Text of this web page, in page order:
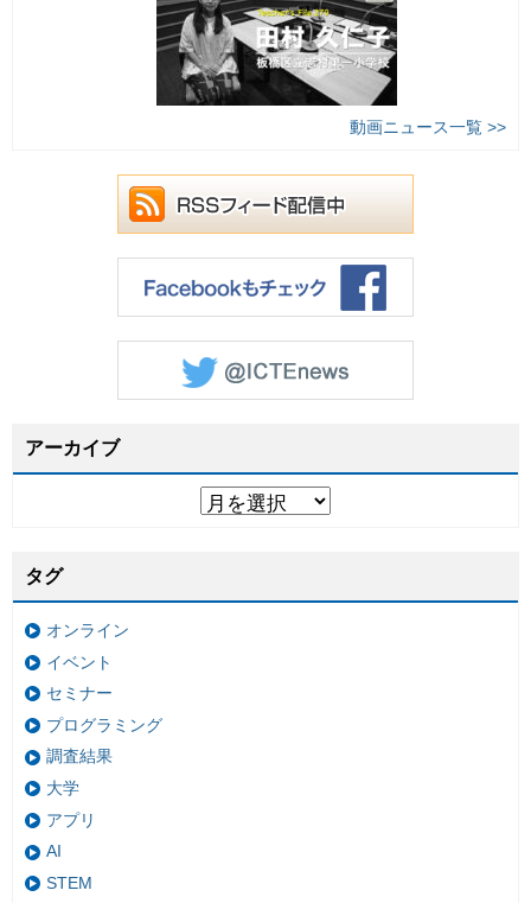
動画ニュース一覧 >>
アーカイブ
タグ
オンライン
イベント
セミナー
プログラミング
調査結果
大学
アプリ
AI
STEM